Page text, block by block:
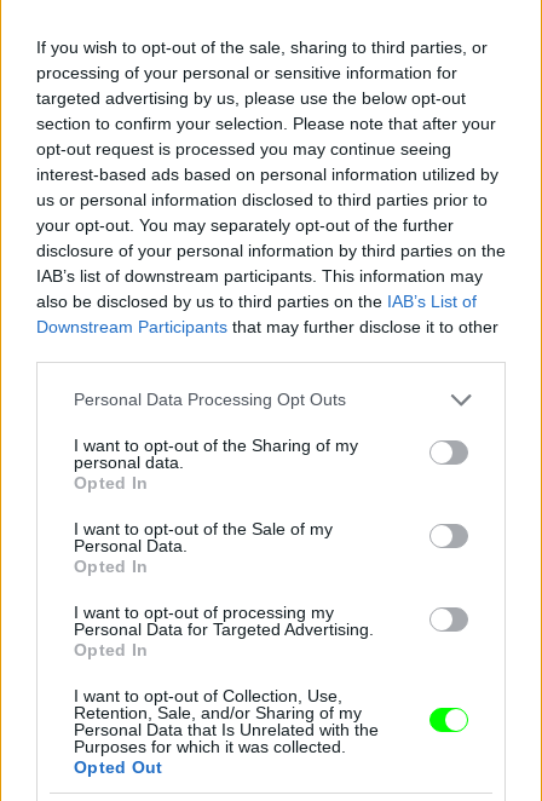
If you wish to opt-out of the sale, sharing to third parties, or
processing of your personal or sensitive information for
targeted advertising by us, please use the below opt-out
section to confirm your selection. Please note that after your
opt-out request is processed you may continue seeing
interest-based ads based on personal information utilized by
us or personal information disclosed to third parties prior to
your opt-out. You may separately opt-out of the further
disclosure of your personal information by third parties on the
IAB’s list of downstream participants. This information may
also be disclosed by us to third parties on the IAB’s List of
Downstream Participants that may further disclose it to other
Please note that this website/app uses one or more Google
not limited to your visit or usage behaviour. You may click to
grant or deny consent to Google and its third-party tags to
use your data for below specified purposes in below Google
consent section.
Personal Data Processing Opt Outs
I want to opt-out of the Sharing of my
personal data.
Opted In
I want to opt-out of the Sale of my
Personal Data.
Opted In
I want to opt-out of processing my
Personal Data for Targeted Advertising.
Opted In
I want to opt-out of Collection, Use,
Retention, Sale, and/or Sharing of my
Personal Data that Is Unrelated with the
Purposes for which it was collected.
Opted Out
Danics Danics Dóra átlátszó aljú ruhában
Fotó: / RTL Sajtóklub